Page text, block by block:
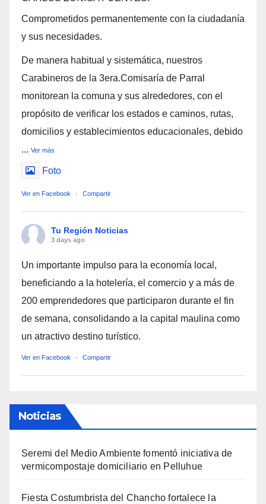
Comprometidos permanentemente con la ciudadanía
y sus necesidades.
De manera habitual y sistemática, nuestros
Carabineros de la 3era.Comisaría de Parral
monitorean la comuna y sus alrededores, con el
propósito de verificar los estados e caminos, rutas,
domicilios y establecimientos educacionales, debido
... Ver más
Foto
Ver en Facebook · Compartir
Tu Región Noticias
3 days ago
Un importante impulso para la economía local,
beneficiando a la hotelería, el comercio y a más de
200 emprendedores que participaron durante el fin
de semana, consolidando a la capital maulina como
un atractivo destino turístico.
Ver en Facebook · Compartir
Noticias
Seremi del Medio Ambiente fomentó iniciativa de
vermicompostaje domiciliario en Pelluhue
Fiesta Costumbrista del Chancho fortalece la